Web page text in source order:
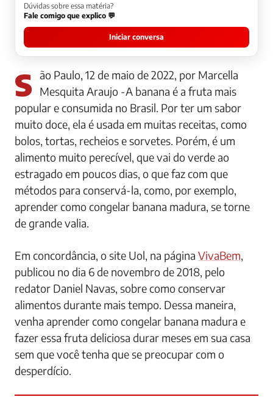
Dúvidas sobre essa matéria?
Fale comigo que explico 💬
Iniciar conversa
São Paulo, 12 de maio de 2022, por Marcella
Mesquita Araujo -A banana é a fruta mais
popular e consumida no Brasil. Por ter um sabor
muito doce, ela é usada em muitas receitas, como
bolos, tortas, recheios e sorvetes. Porém, é um
alimento muito perecível, que vai do verde ao
estragado em poucos dias, o que faz com que
métodos para conservá-la, como, por exemplo,
aprender como congelar banana madura, se torne
de grande valia.
Em concordância, o site Uol, na página VivaBem,
publicou no dia 6 de novembro de 2018, pelo
redator Daniel Navas, sobre como conservar
alimentos durante mais tempo. Dessa maneira,
venha aprender como congelar banana madura e
fazer essa fruta deliciosa durar meses em sua casa
sem que você tenha que se preocupar com o
desperdício.